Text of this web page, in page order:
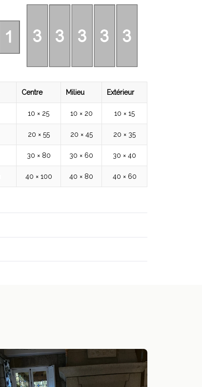
Centre Milieu Extérieur
10 × 25 10 × 20 10 × 15
20 × 55 20 × 45 20 × 35
30 × 80 30 × 60 30 × 40
40 × 100 40 × 80 40 × 60